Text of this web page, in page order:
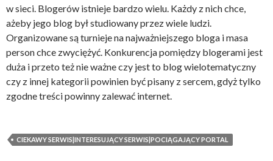
w sieci. Blogerów istnieje bardzo wielu. Każdy z nich chce,
ażeby jego blog był studiowany przez wiele ludzi.
Organizowane są turnieje na najważniejszego bloga i masa
person chce zwyciężyć. Konkurencja pomiędzy blogerami jest
duża i przeto też nie ważne czy jest to blog wielotematyczny
czy z innej kategorii powinien być pisany z sercem, gdyż tylko
zgodne treści powinny zalewać internet.
CIEKAWY SERWIS|INTERESUJĄCY SERWIS|POCIĄGAJĄCY PORTAL